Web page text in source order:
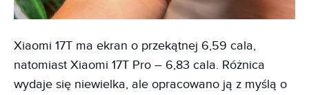
Xiaomi 17T ma ekran o przekątnej 6,59 cala,
natomiast Xiaomi 17T Pro – 6,83 cala. Różnica
wydaje się niewielka, ale opracowano ją z myślą o